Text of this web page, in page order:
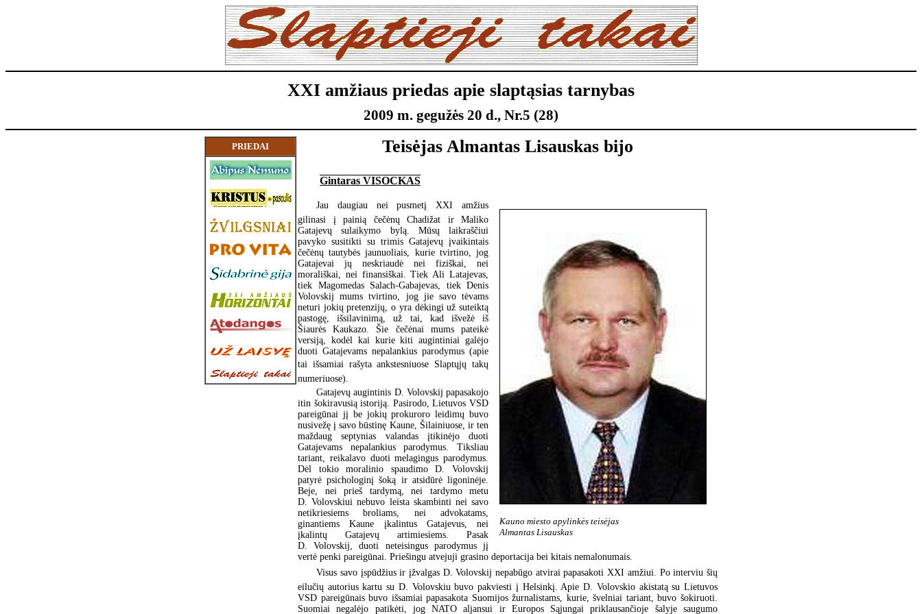
XXI amžiaus priedas apie slaptąsias tarnybas
2009 m. gegužės 20 d., Nr.5 (28)
PRIEDAI Teisėjas Almantas Lisauskas bijo
Gintaras VISOCKAS
Kauno miesto apylinkės teisėjas
Almantas Lisauskas
Jau daugiau nei pusmetį XXI amžius
gilinasi į painią čečėnų Chadižat ir Maliko
Gatajevų sulaikymo bylą. Mūsų laikraščiui
pavyko susitikti su trimis Gatajevų įvaikintais
čečėnų tautybės jaunuoliais, kurie tvirtino, jog
Gatajevai jų neskriaudė nei fiziškai, nei
morališkai, nei finansiškai. Tiek Ali Latajevas,
tiek Magomedas Salach-Gabajevas, tiek Denis
Volovskij mums tvirtino, jog jie savo tėvams
neturi jokių pretenzijų, o yra dėkingi už suteiktą
pastogę, išsilavinimą, už tai, kad išvežė iš
Šiaurės Kaukazo. Šie čečėnai mums pateikė
versiją, kodėl kai kurie kiti augintiniai galėjo
duoti Gatajevams nepalankius parodymus (apie
tai išsamiai rašyta ankstesniuose Slaptųjų takų
numeriuose).
Gatajevų augintinis D. Volovskij papasakojo
itin šokiravusią istoriją. Pasirodo, Lietuvos VSD
pareigūnai jį be jokių prokuroro leidimų buvo
nusivežę į savo būstinę Kaune, Šilainiuose, ir ten
maždaug septynias valandas įtikinėjo duoti
Gatajevams nepalankius parodymus. Tiksliau
tariant, reikalavo duoti melagingus parodymus.
Dėl tokio moralinio spaudimo D. Volovskij
patyrė psichologinį šoką ir atsidūrė ligoninėje.
Beje, nei prieš tardymą, nei tardymo metu
D. Volovskiui nebuvo leista skambinti nei savo
netikriesiems broliams, nei advokatams,
ginantiems Kaune įkalintus Gatajevus, nei
įkalintų Gatajevų artimiesiems. Pasak
D. Volovskij, duoti neteisingus parodymus jį
vertė penki pareigūnai. Priešingu atvejuji grasino deportacija bei kitais nemalonumais.
Visus savo įspūdžius ir įžvalgas D. Volovskij nepabūgo atvirai papasakoti XXI amžiui. Po interviu šių
eilučių autorius kartu su D. Volovskiu buvo pakviesti į Helsinkį. Apie D. Volovskio akistatą su Lietuvos
VSD pareigūnais buvo išsamiai papasakota Suomijos žurnalistams, kurie, švelniai tariant, buvo šokiruoti.
Suomiai negalėjo patikėti, jog NATO aljansui ir Europos Sąjungai priklausančioje šalyje saugumo